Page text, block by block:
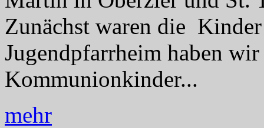
Zunächst waren die
Jugendpfarrheim haben
Kommunionkinder...
mehr